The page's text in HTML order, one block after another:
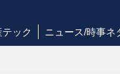
ック ニュース/時事ネ